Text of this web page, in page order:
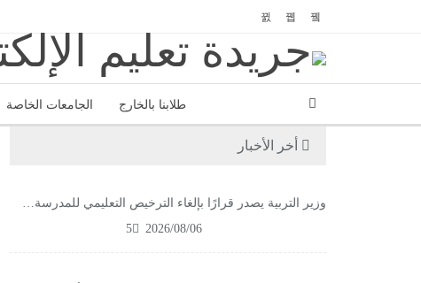
الجامعات الخاصة طلابنا بالخارج
أخر الأخبار
وزير التربية يصدر قرارًا بإلغاء الترخيص التعليمي للمدرسة…
2026/08/06
5